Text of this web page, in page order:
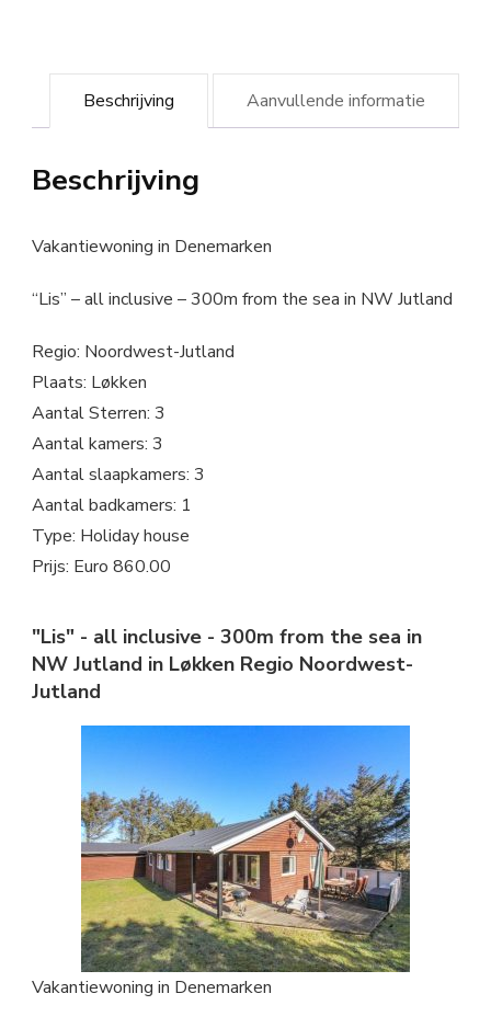
Beschrijving Aanvullende informatie
Beschrijving
Vakantiewoning in Denemarken
“Lis” – all inclusive – 300m from the sea in NW Jutland
Regio: Noordwest-Jutland
Plaats: Løkken
Aantal Sterren: 3
Aantal kamers: 3
Aantal slaapkamers: 3
Aantal badkamers: 1
Type: Holiday house
Prijs: Euro 860.00
"Lis" - all inclusive - 300m from the sea in
NW Jutland in Løkken Regio Noordwest-
Jutland
Vakantiewoning in Denemarken